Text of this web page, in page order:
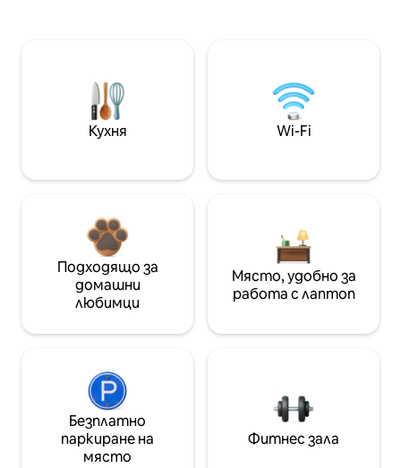
Кухня Wi-Fi
Подходящо за
домашни
любимци
Място, удобно за
работа с лаптоп
Безплатно
паркиране на
място
Фитнес зала